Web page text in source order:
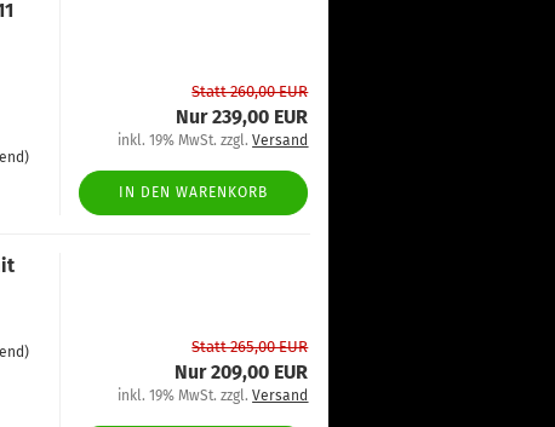
Statt 260,00 EUR
Nur 239,00 EUR
inkl. 19% MwSt. zzgl.Versand
IN DEN WARENKORB
Statt 265,00 EUR
Nur 209,00 EUR
inkl. 19% MwSt. zzgl.Versand